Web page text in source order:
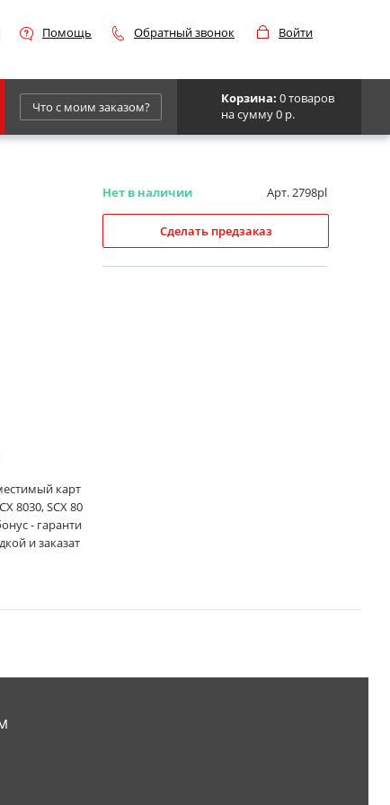
Помощь Обратный звонок Войти
Что с моим заказом?
Корзина: 0 товаров
на сумму 0 р.
карт
8030, SCX 80
- гаранти
и заказат
Нет в наличии Арт. 2798pl
Сделать предзаказ